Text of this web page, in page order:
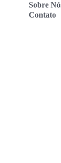
Sobre
Contato